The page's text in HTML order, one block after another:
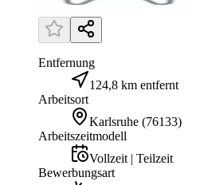
Entfernung
124,8 km entfernt
Arbeitsort
Karlsruhe (76133)
Arbeitszeitmodell
Vollzeit | Teilzeit
Bewerbungsart